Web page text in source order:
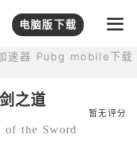
开APP
速器 Pubg mobile下载
电脑版下载
之道
of the Sword
暂无评分